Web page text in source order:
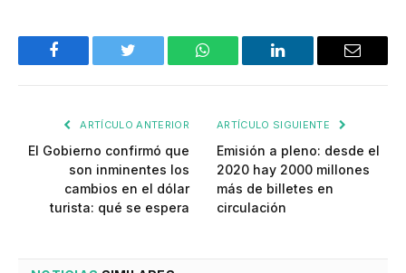
Facebook Twitter WhatsApp LinkedIn Email
ARTÍCULO ANTERIOR
El Gobierno confirmó que
son inminentes los
cambios en el dólar
turista: qué se espera
ARTÍCULO SIGUIENTE
Emisión a pleno: desde el
2020 hay 2000 millones
más de billetes en
circulación